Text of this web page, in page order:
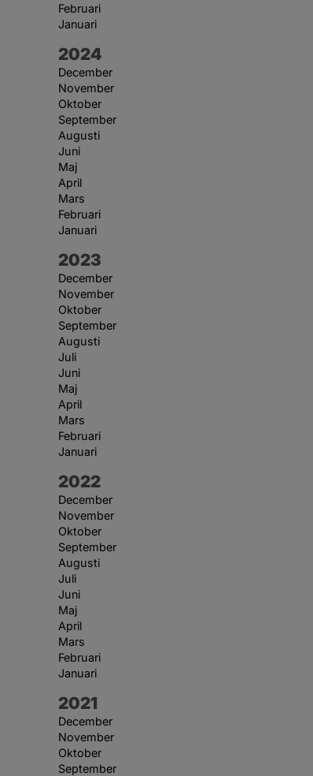
Februari
Januari
År:
2024
December
November
Oktober
September
Augusti
Juni
Maj
April
Mars
Februari
Januari
År:
2023
December
November
Oktober
September
Augusti
Juli
Juni
Maj
April
Mars
Februari
Januari
År:
2022
December
November
Oktober
September
Augusti
Juli
Juni
Maj
April
Mars
Februari
Januari
År:
2021
December
November
Oktober
September